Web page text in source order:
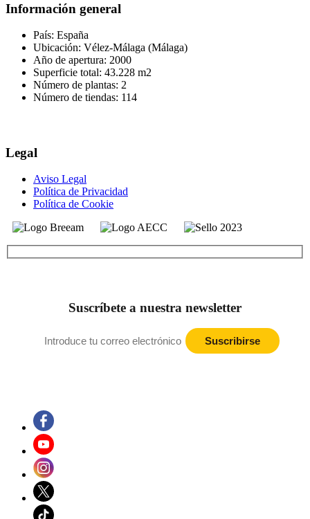
Información general
País: España
Ubicación: Vélez-Málaga (Málaga)
Año de apertura: 2000
Superficie total: 43.228 m2
Número de plantas: 2
Número de tiendas: 114
Legal
Aviso Legal
Política de Privacidad
Política de Cookie
Suscríbete a nuestra newsletter